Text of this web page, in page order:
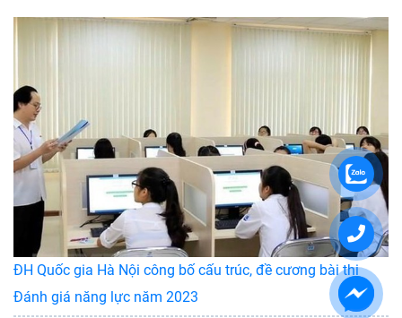
ĐH Quốc gia Hà Nội công bố cấu trúc, đề cương bài thi
Đánh giá năng lực năm 2023